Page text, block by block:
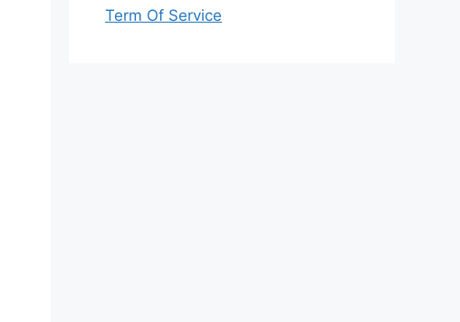
Term Of Service